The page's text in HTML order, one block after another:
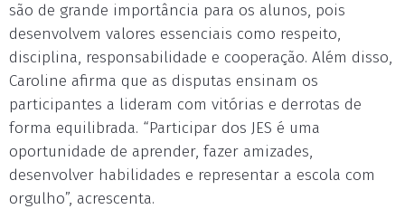
são de grande importância para os alunos, pois
desenvolvem valores essenciais como respeito,
disciplina, responsabilidade e cooperação. Além disso,
Caroline afirma que as disputas ensinam os
participantes a lideram com vitórias e derrotas de
forma equilibrada. “Participar dos JES é uma
oportunidade de aprender, fazer amizades,
desenvolver habilidades e representar a escola com
orgulho”, acrescenta.